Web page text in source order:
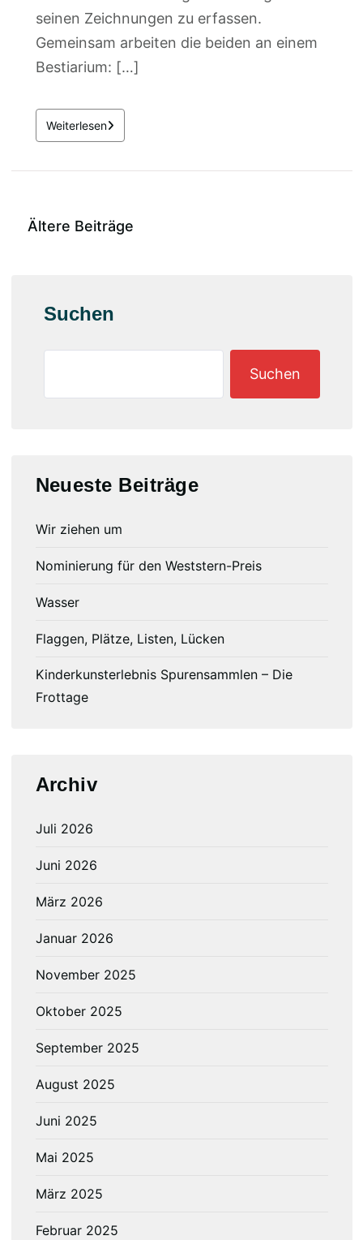
seinen Zeichnungen zu erfassen.
Gemeinsam arbeiten die beiden an einem
Bestiarium: […]
Weiterlesen
Ältere Beiträge
Suchen
Suchen
Neueste Beiträge
Wir ziehen um
Nominierung für den Weststern-Preis
Wasser
Flaggen, Plätze, Listen, Lücken
Kinderkunsterlebnis Spurensammlen – Die
Frottage
Archiv
Juli 2026
Juni 2026
März 2026
Januar 2026
November 2025
Oktober 2025
September 2025
August 2025
Juni 2025
Mai 2025
März 2025
Februar 2025